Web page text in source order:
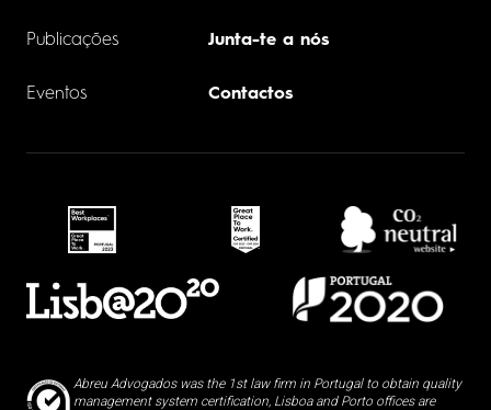
Publicações
Eventos
Junta-te a nós
Contactos
Abreu Advogados was the 1st law firm in Portugal to obtain quality
management system certification, Lisboa and Porto offices are